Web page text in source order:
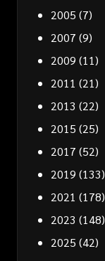
2005 (7)
2007 (9)
2009 (11)
2011 (21)
2013 (22)
2015 (25)
2017 (52)
2019 (133)
2021 (178)
2023 (148)
2025 (42)